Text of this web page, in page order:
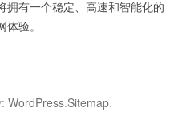
有一个稳定、高速和智能化的
验。
WordPress.Sitemap.